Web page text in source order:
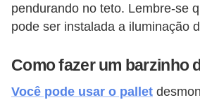
pendurando no teto. Lembre-se
pode ser instalada a iluminação
Como fazer um barzinho
Você pode usar o pallet